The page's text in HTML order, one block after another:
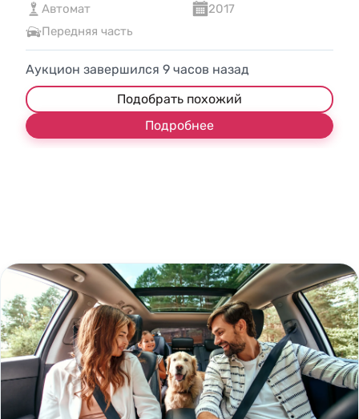
Автомат
2017
Передняя часть
Аукцион завершился 9 часов назад
Подобрать похожий
Подробнее